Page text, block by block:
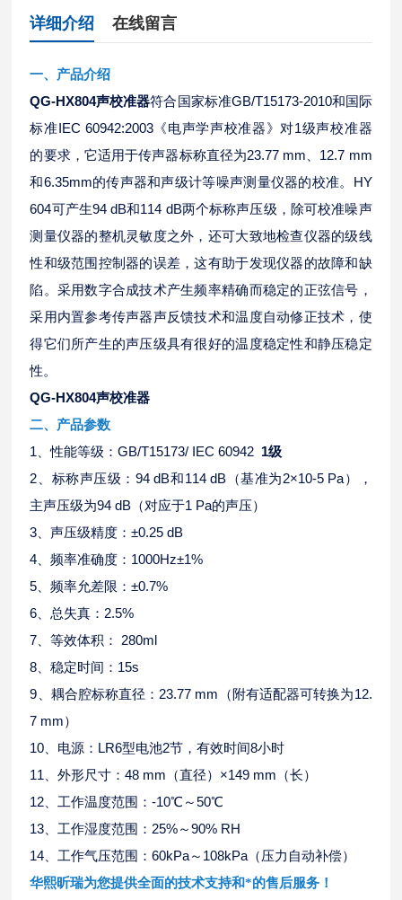
详细介绍 在线留言
一、产品介绍
QG-HX804声校准器符合国家标准GB/T15173-2010和国际
标准IEC 60942:2003《电声学声校准器》对1级声校准器
的要求，它适用于传声器标称直径为23.77 mm、12.7 mm
和6.35mm的传声器和声级计等噪声测量仪器的校准。HY
604可产生94 dB和114 dB两个标称声压级，除可校准噪声
测量仪器的整机灵敏度之外，还可大致地检查仪器的级线
性和级范围控制器的误差，这有助于发现仪器的故障和缺
陷。采用数字合成技术产生频率精确而稳定的正弦信号，
采用内置参考传声器声反馈技术和温度自动修正技术，使
得它们所产生的声压级具有很好的温度稳定性和静压稳定
性。
QG-HX804声校准器
二、产品参数
1、性能等级：GB/T15173/ IEC 60942 1级
2、标称声压级：94 dB和114 dB（基准为2×10-5 Pa），
主声压级为94 dB（对应于1 Pa的声压）
3、声压级精度：±0.25 dB
4、频率准确度：1000Hz±1%
5、频率允差限：±0.7%
6、总失真：2.5%
7、等效体积： 280ml
8、稳定时间：15s
9、耦合腔标称直径：23.77 mm（附有适配器可转换为12.
7 mm）
10、电源：LR6型电池2节，有效时间8小时
11、外形尺寸：48 mm（直径）×149 mm（长）
12、工作温度范围：-10℃～50℃
13、工作湿度范围：25%～90% RH
14、工作气压范围：60kPa～108kPa（压力自动补偿）
华熙昕瑞为您提供全面的技术支持和*的售后服务！